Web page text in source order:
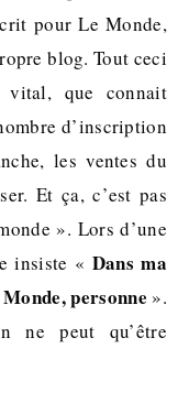
pour Le Monde,
blog. Tout ceci
vital, que connait
d’inscription
les ventes du
Et ça, c’est pas
». Lors d’une
insiste « Dans ma
personne ».
ne peut qu’être